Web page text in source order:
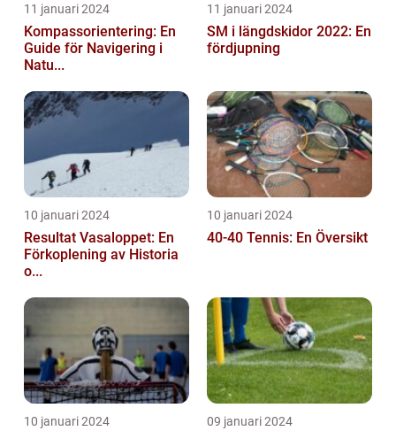
11 januari 2024
Kompassorientering: En
Guide för Navigering i
Natu...
11 januari 2024
SM i längdskidor 2022: En
fördjupning
10 januari 2024
Resultat Vasaloppet: En
Förkoplening av Historia
o...
10 januari 2024
40-40 Tennis: En Översikt
10 januari 2024 09 januari 2024